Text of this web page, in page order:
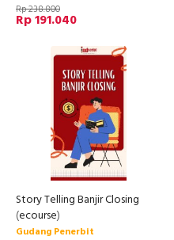
Rp 238.800
Rp 191.040
Story Telling Banjir Closing
(ecourse)
Gudang Penerbit